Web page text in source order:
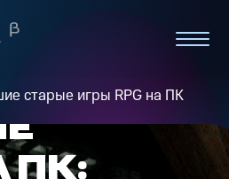
старые игры RPG на ПК
ПК: